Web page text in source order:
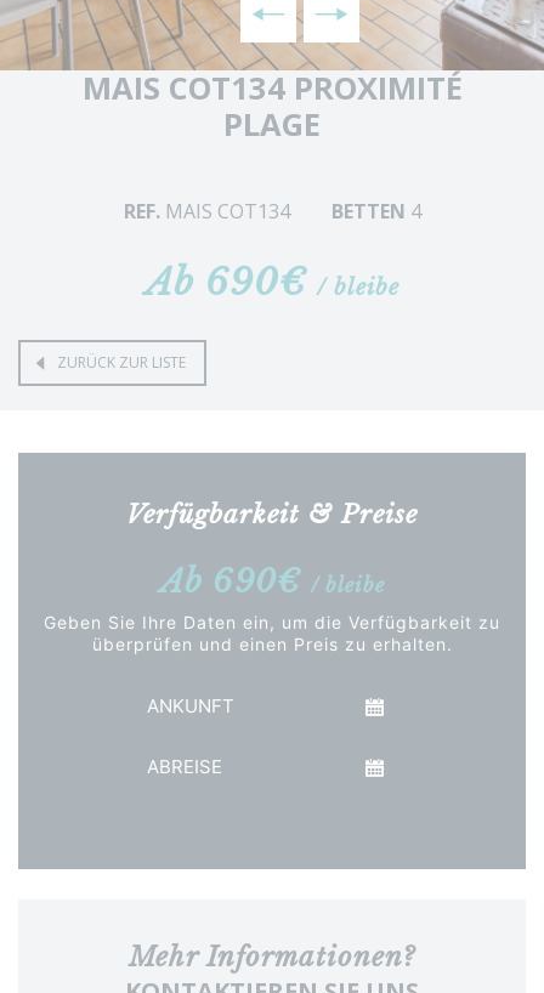
MAIS COT134 PROXIMITÉ
PLAGE
REF.MAIS COT134 BETTEN 4
Ab 690€ / bleibe
ZURÜCK ZUR LISTE
Verfügbarkeit & Preise
Ab 690€ / bleibe
Geben Sie Ihre Daten ein, um die Verfügbarkeit zu
überprüfen und einen Preis zu erhalten.
Mehr Informationen?